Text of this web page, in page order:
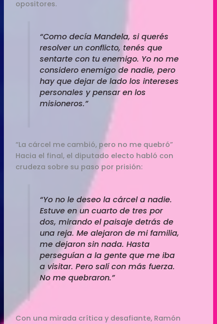
opositores.
“Como decía Mandela, si querés
resolver un conflicto, tenés que
sentarte con tu enemigo. Yo no me
considero enemigo de nadie, pero
hay que dejar de lado los intereses
personales y pensar en los
misioneros.”
“La cárcel me cambió, pero no me quebró”
Hacia el final, el diputado electo habló con
crudeza sobre su paso por prisión:
“Yo no le deseo la cárcel a nadie.
Estuve en un cuarto de tres por
dos, mirando el paisaje detrás de
una reja. Me alejaron de mi familia,
me dejaron sin nada. Hasta
perseguían a la gente que me iba
a visitar. Pero salí con más fuerza.
No me quebraron.”
Con una mirada crítica y desafiante, Ramón